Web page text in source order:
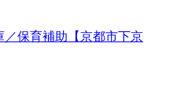
保育補助【京都市下京